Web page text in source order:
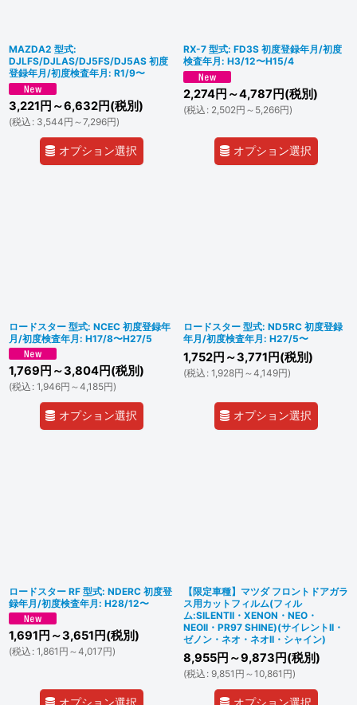
MAZDA2 型式:
DJLFS/DJLAS/DJ5FS/DJ5AS 初度
登録年月/初度検査年月: R1/9〜
3,221 円 ～6,632円(税別)
(税込 : 3,544円 ～7,296円)
オプション選択
RX-7 型式: FD3S 初度登録年月/初度
検査年月: H3/12〜H15/4
2,274円 ～4,787 円(税別)
(税込 : 2,502円 ～5,266円)
オプション選択
ロードスター 型式: NCEC 初度登録年
月/初度検査年月: H17/8〜H27/5
1,769 円 ～3,804円(税別)
(税込 : 1,946円 ～4,185円)
オプション選択
ロードスター 型式: ND5RC 初度登録
年月/初度検査年月: H27/5〜
1,752円 ～3,771 円(税別)
(税込 : 1,928円 ～4,149円)
オプション選択
ロードスター RF 型式: NDERC 初度登
録年月/初度検査年月: H28/12〜
1,691 円 ～3,651 円(税別)
(税込 : 1,861 円 ～4,017円)
オプション選択
【限定車種】マツダ フロントドアガラ
ス用カットフィルム(フィル
ム:SILENTII・XENON・NEO・
NEOII・PR97 SHINE)(サイレントII・
ゼノン・ネオ・ネオII・シャイン)
8,955円 ～9,873 円(税別)
(税込 : 9,851 円 ～10,861 円)
オプション選択